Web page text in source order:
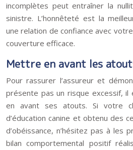
incomplètes peut entraîner la
sinistre. L’honnêteté est la
une relation de confiance avec
couverture efficace.
Mettre en avant les
Pour rassurer l’assureur et
présente pas un risque excessif,
en avant ses atouts. Si votre
d’éducation canine et obtenu des
d’obéissance, n’hésitez pas à les
bilan comportemental positif